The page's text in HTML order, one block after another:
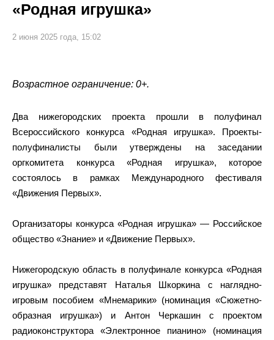
«Родная игрушка»
2 июня 2025 года, 15:02
Возрастное ограничение: 0+.
Два нижегородских проекта прошли в полуфинал
Всероссийского конкурса «Родная игрушка». Проекты-
полуфиналисты были утверждены на заседании
оргкомитета конкурса «Родная игрушка», которое
состоялось в рамках Международного фестиваля
«Движения Первых».
Организаторы конкурса «Родная игрушка» — Российское
общество «Знание» и «Движение Первых».
Нижегородскую область в полуфинале конкурса «Родная
игрушка» представят Наталья Шкоркина с наглядно-
игровым пособием «Мнемарики» (номинация «Сюжетно-
образная игрушка») и Антон Черкашин с проектом
радиоконструктора «Электронное пианино» (номинация